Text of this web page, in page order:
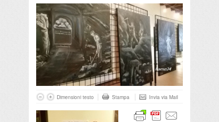
Dimensioni testo Stampa Invia via Mail